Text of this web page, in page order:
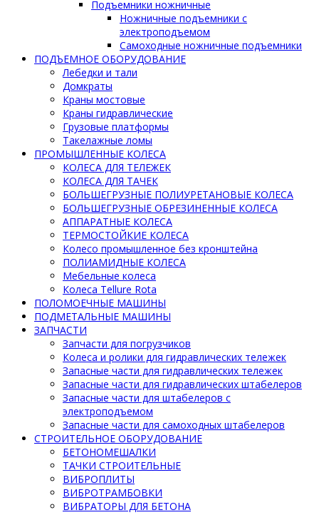
Подъемники ножничные
Ножничные подъемники с
электроподъемом
Самоходные ножничные подъемники
ПОДЪЕМНОЕ ОБОРУДОВАНИЕ
Лебедки и тали
Домкраты
Краны мостовые
Краны гидравлические
Грузовые платформы
Такелажные ломы
ПРОМЫШЛЕННЫЕ КОЛЕСА
КОЛЕСА ДЛЯ ТЕЛЕЖЕК
КОЛЕСА ДЛЯ ТАЧЕК
БОЛЬШЕГРУЗНЫЕ ПОЛИУРЕТАНОВЫЕ КОЛЕСА
БОЛЬШЕГРУЗНЫЕ ОБРЕЗИНЕННЫЕ КОЛЕСА
АППАРАТНЫЕ КОЛЕСА
ТЕРМОСТОЙКИЕ КОЛЕСА
Колесо промышленное без кронштейна
ПОЛИАМИДНЫЕ КОЛЕСА
Мебельные колеса
Колеса Tellure Rota
ПОЛОМОЕЧНЫЕ МАШИНЫ
ПОДМЕТАЛЬНЫЕ МАШИНЫ
ЗАПЧАСТИ
Запчасти для погрузчиков
Колеса и ролики для гидравлических тележек
Запасные части для гидравлических тележек
Запасные части для гидравлических штабелеров
Запасные части для штабелеров с
электроподъемом
Запасные части для самоходных штабелеров
СТРОИТЕЛЬНОЕ ОБОРУДОВАНИЕ
БЕТОНОМЕШАЛКИ
ТАЧКИ СТРОИТЕЛЬНЫЕ
ВИБРОПЛИТЫ
ВИБРОТРАМБОВКИ
ВИБРАТОРЫ ДЛЯ БЕТОНА